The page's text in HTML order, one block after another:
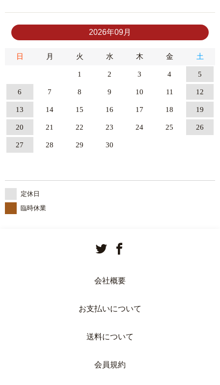
2026年09月
日 月 火 水 木 金 土
1 2 3 4 5
6 7 8 9 10 11 12
13 14 15 16 17 18 19
20 21 22 23 24 25 26
27 28 29 30
定休日
臨時休業
会社概要
お支払いについて
送料について
会員規約